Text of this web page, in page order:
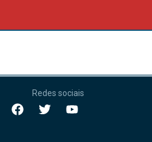
Redes sociais